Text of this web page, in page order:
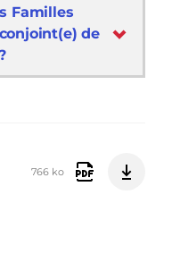
Familles
de
766 ko